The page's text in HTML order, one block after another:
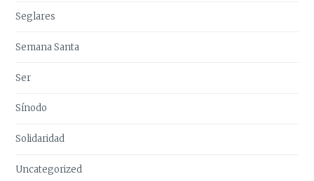
Seglares
Semana Santa
Ser
Sínodo
Solidaridad
Uncategorized